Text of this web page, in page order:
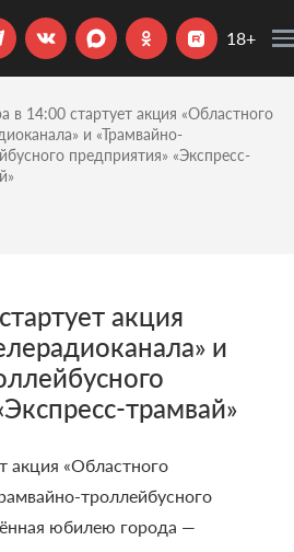
18+
в 14:00 стартует акция «Областного
и «Трамвайно-
предприятия» «Экспресс-
акция
и
трамвай»
акция «Областного
троллейбусного
юбилею города —